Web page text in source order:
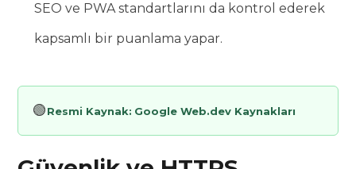
SEO ve PWA standartlarını da kontrol ederek
kapsamlı bir puanlama yapar.
🟢Resmi Kaynak: Google Web.dev Kaynakları